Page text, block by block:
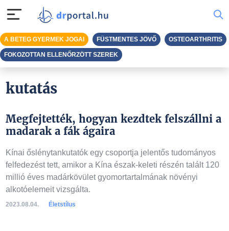
kutatás
Megfejtették, hogyan kezdtek felszállni a
madarak a fák ágaira
Kínai őslénytankutatók egy csoportja jelentős tudományos
felfedezést tett, amikor a Kína észak-keleti részén talált 120
millió éves madárkövület gyomortartalmának növényi
alkotóelemeit vizsgálta.
2023.08.04. Életstílus
A BETEG GYERMEK JOGAI FÜSTMENTES JÖVŐ OSTEOARTHRITIS
FOKOZOTTAN ELLENŐRZÖTT SZEREK